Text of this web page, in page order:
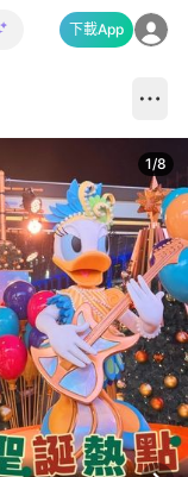
下載App
1/8